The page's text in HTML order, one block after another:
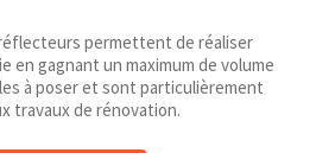
permettent de réaliser
en gagnant un maximum de volume
à poser et sont particulièrement
travaux de rénovation.